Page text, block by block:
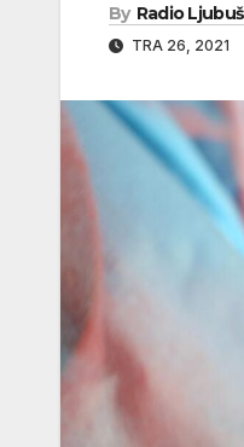
By Radio
TRA 26, 2021